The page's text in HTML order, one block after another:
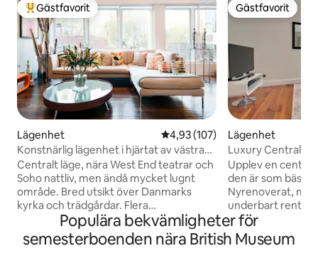
Populär gästfavorit
Gästfavorit
Lägenhet 4,93 av 5 i genomsnittligt
4,93 (107)
Konstnärlig lägenhet i hjärtat av västra
London
Centralt läge, nära West End teatrar och
Soho nattliv, men ändå mycket lugnt
område. Bred utsikt över Danmarks
kyrka och trädgårdar. Flera
kollektivtrafikalternativ. Säker byggnad
och ingång. Dame j Gör utrymmet till ditt
eget, men Dylan är tillgänglig för råd och
Gästfavorit
Gästfavorit
Lägenhet
Luxury Central
w/Bath
Upplev en
den är som bäst!
Nyrenoverat,
underbart rent. Tillhandahålls med
superbekväm
TV, snabbt
tvättmöjligheter.
Populära bekvämligheter för
semesterboenden nära British Museum